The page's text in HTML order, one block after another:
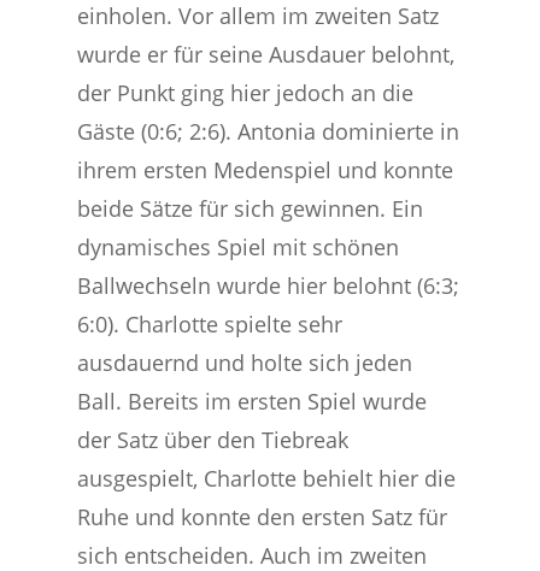
einholen. Vor allem im zweiten Satz
wurde er für seine Ausdauer belohnt,
der Punkt ging hier jedoch an die
Gäste (0:6; 2:6). Antonia dominierte in
ihrem ersten Medenspiel und konnte
beide Sätze für sich gewinnen. Ein
dynamisches Spiel mit schönen
Ballwechseln wurde hier belohnt (6:3;
6:0). Charlotte spielte sehr
ausdauernd und holte sich jeden
Ball. Bereits im ersten Spiel wurde
der Satz über den Tiebreak
ausgespielt, Charlotte behielt hier die
Ruhe und konnte den ersten Satz für
sich entscheiden. Auch im zweiten